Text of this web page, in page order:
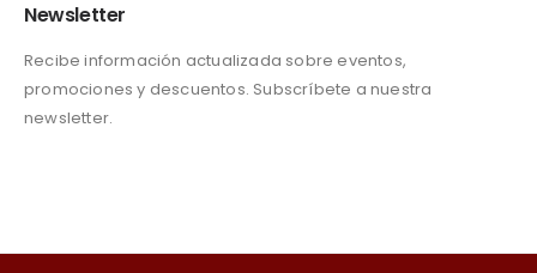
Newsletter
Recibe información actualizada sobre eventos,
promociones y descuentos. Subscríbete a nuestra
newsletter.